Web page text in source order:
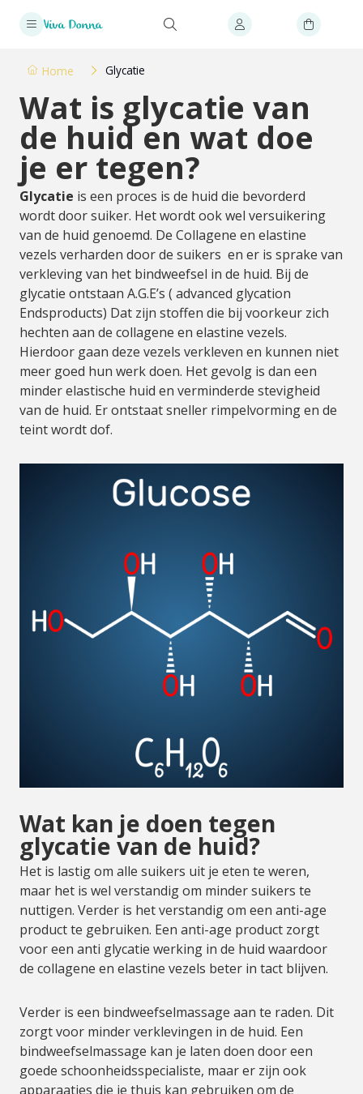
Home Glycatie
Wat is glycatie van
de huid en wat doe
je er tegen?
Glycatie is een proces is de huid die bevorderd
wordt door suiker. Het wordt ook wel versuikering
van de huid genoemd. De Collagene en elastine
vezels verharden door de suikers en er is sprake van
verkleving van het bindweefsel in de huid. Bij de
glycatie ontstaan A.G.E’s ( advanced glycation
Endsproducts) Dat zijn stoffen die bij voorkeur zich
hechten aan de collagene en elastine vezels.
Hierdoor gaan deze vezels verkleven en kunnen niet
meer goed hun werk doen. Het gevolg is dan een
minder elastische huid en verminderde stevigheid
van de huid. Er ontstaat sneller rimpelvorming en de
teint wordt dof.
Wat kan je doen tegen
glycatie van de huid?
Het is lastig om alle suikers uit je eten te weren,
maar het is wel verstandig om minder suikers te
nuttigen. Verder is het verstandig om een anti-age
product te gebruiken. Een anti-age product zorgt
voor een anti glycatie werking in de huid waardoor
de collagene en elastine vezels beter in tact blijven.
Verder is een bindweefselmassage aan te raden. Dit
zorgt voor minder verklevingen in de huid. Een
bindweefselmassage kan je laten doen door een
goede schoonheidsspecialiste, maar er zijn ook
apparaatjes die je thuis kan gebruiken om de